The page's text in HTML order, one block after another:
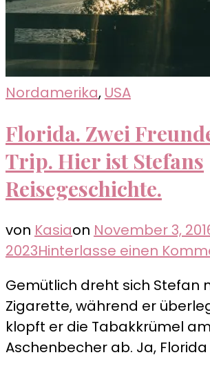
Nordamerika, USA
Florida. Zwei
Trip. Hier ist Stefans
Reisegeschichte.
von Kasiaon November 3,
2023Hinterlasse einen
Gemütlich dreht sich Stefan
Zigarette, während er
klopft er die Tabakkrümel am
Aschenbecher ab. Ja, Florida